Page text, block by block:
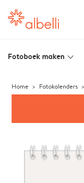
Fotoboek maken slim_arrow_down
Home Fotokalenders